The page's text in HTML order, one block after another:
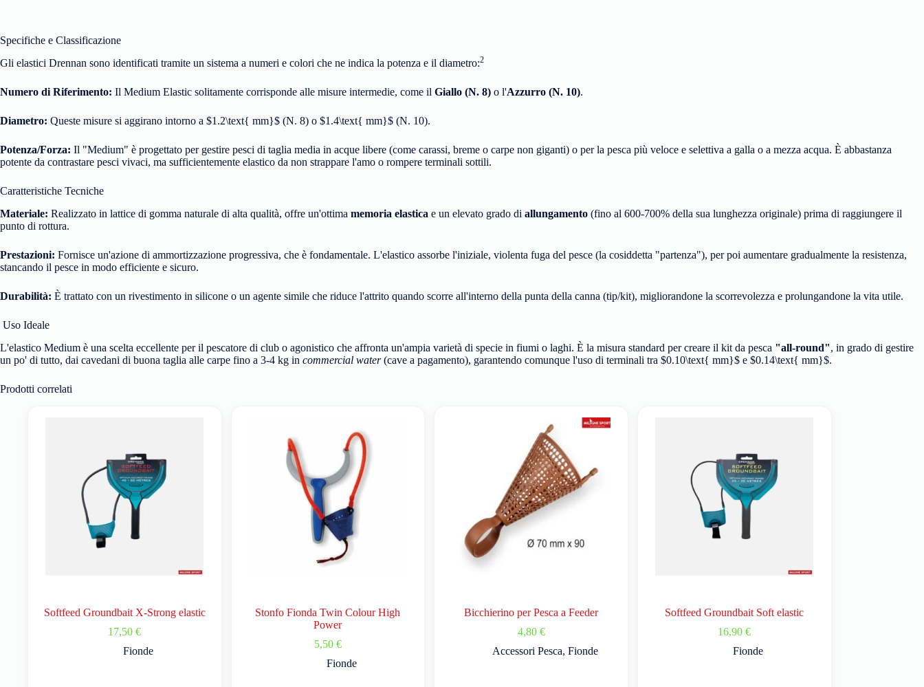
Specifiche e Classificazione
Gli elastici Drennan sono identificati tramite un sistema a numeri e colori che ne indica la potenza e il diametro:2
Numero di Riferimento: Il Medium Elastic solitamente corrisponde alle misure intermedie, come il Giallo (N. 8) o l'Azzurro (N. 10).
Diametro: Queste misure si aggirano intorno a $1.2\text{ mm}$ (N. 8) o $1.4\text{ mm}$ (N. 10).
Potenza/Forza: Il "Medium" è progettato per gestire pesci di taglia media in acque libere (come carassi, breme o carpe non giganti) o per la pesca più veloce e selettiva a galla o a mezza acqua. È abbastanza
potente da contrastare pesci vivaci, ma sufficientemente elastico da non strappare l'amo o rompere terminali sottili.
Caratteristiche Tecniche
Materiale: Realizzato in lattice di gomma naturale di alta qualità, offre un'ottima memoria elastica e un elevato grado di allungamento (fino al 600-700% della sua lunghezza originale) prima di raggiungere il
punto di rottura.
Prestazioni: Fornisce un'azione di ammortizzazione progressiva, che è fondamentale. L'elastico assorbe l'iniziale, violenta fuga del pesce (la cosiddetta "partenza"), per poi aumentare gradualmente la resistenza,
stancando il pesce in modo efficiente e sicuro.
Durabilità: È trattato con un rivestimento in silicone o un agente simile che riduce l'attrito quando scorre all'interno della punta della canna (tip/kit), migliorandone la scorrevolezza e prolungandone la vita utile.
Uso Ideale
L'elastico Medium è una scelta eccellente per il pescatore di club o agonistico che affronta un'ampia varietà di specie in fiumi o laghi. È la misura standard per creare il kit da pesca "all-round", in grado di gestire
un po' di tutto, dai cavedani di buona taglia alle carpe fino a 3-4 kg in commercial water(cave a pagamento), garantendo comunque l'uso di terminali tra $0.10\text{ mm}$ e $0.14\text{ mm}$.
Prodotti correlati
Softfeed Groundbait X-Strong elastic
17,50€
Fionde
Stonfo Fionda Twin Colour High
Power
5,50 €
Fionde
Bicchierino per Pesca a Feeder
4,80 €
Accessori Pesca, Fionde
Softfeed Groundbait Soft elastic
16,90€
Fionde